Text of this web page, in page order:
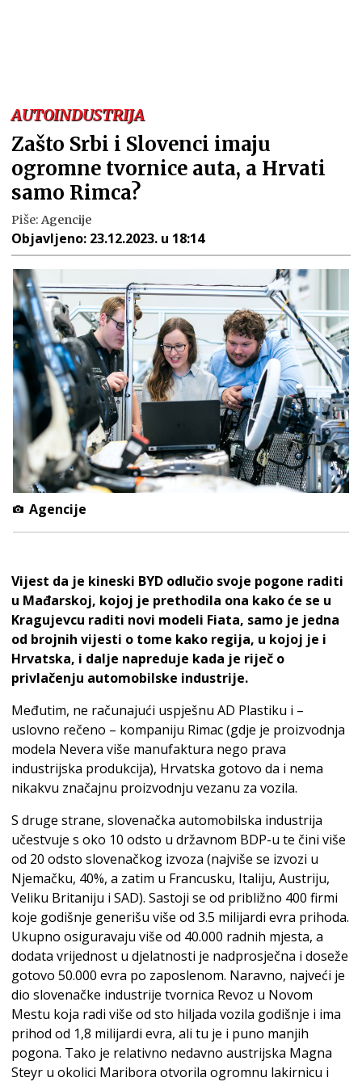
AUTOINDUSTRIJA
Zašto Srbi i Slovenci imaju
ogromne tvornice auta, a Hrvati
samo Rimca?
Piše: Agencije
Objavljeno: 23.12.2023. u 18:14
Agencije
Vijest da je kineski BYD odlučio svoje pogone raditi
u Mađarskoj, kojoj je prethodila ona kako će se u
Kragujevcu raditi novi modeli Fiata, samo je jedna
od brojnih vijesti o tome kako regija, u kojoj je i
Hrvatska, i dalje napreduje kada je riječ o
privlačenju automobilske industrije.
Međutim, ne računajući uspješnu AD Plastiku i –
uslovno rečeno – kompaniju Rimac (gdje je proizvodnja
modela Nevera više manufaktura nego prava
industrijska produkcija), Hrvatska gotovo da i nema
nikakvu značajnu proizvodnju vezanu za vozila.
S druge strane, slovenačka automobilska industrija
učestvuje s oko 10 odsto u državnom BDP-u te čini više
od 20 odsto slovenačkog izvoza (najviše se izvozi u
Njemačku, 40%, a zatim u Francusku, Italiju, Austriju,
Veliku Britaniju i SAD). Sastoji se od približno 400 firmi
koje godišnje generišu više od 3.5 milijardi evra prihoda.
Ukupno osiguravaju više od 40.000 radnih mjesta, a
dodata vrijednost u djelatnosti je nadprosječna i doseže
gotovo 50.000 evra po zaposlenom. Naravno, najveći je
dio slovenačke industrije tvornica Revoz u Novom
Mestu koja radi više od sto hiljada vozila godišnje i ima
prihod od 1,8 milijardi evra, ali tu je i puno manjih
pogona. Tako je relativno nedavno austrijska Magna
Steyr u okolici Maribora otvorila ogromnu lakirnicu i